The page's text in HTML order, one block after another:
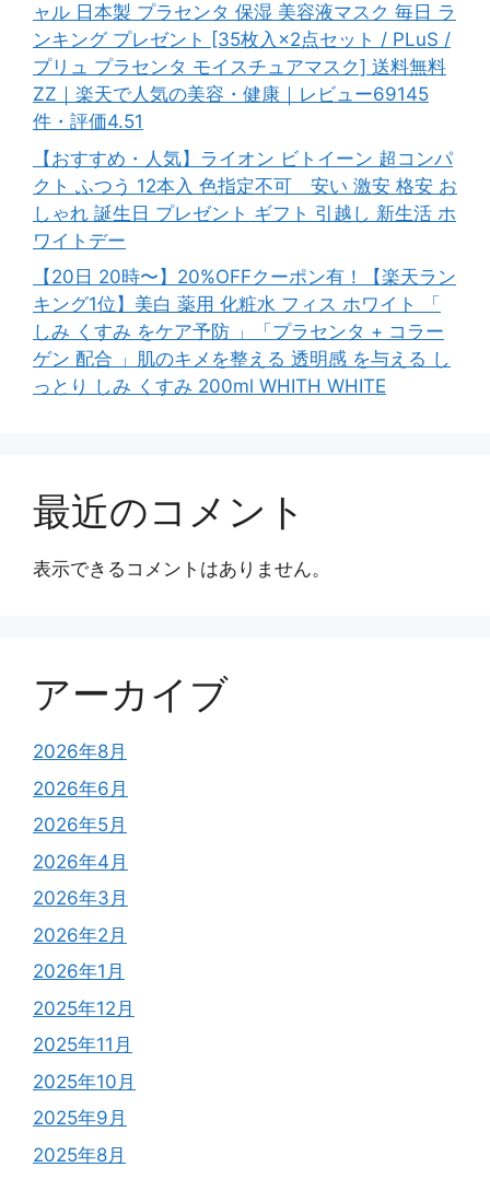
ャル 日本製 プラセンタ 保湿 美容液マスク 毎日 ラ
ンキング プレゼント [35枚入×2点セット / PLuS /
プリュ プラセンタ モイスチュアマスク] 送料無料
ZZ｜楽天で人気の美容・健康｜レビュー69145
件・評価4.51
【おすすめ・人気】ライオン ビトイーン 超コンパ
クト ふつう 12本入 色指定不可 安い 激安 格安 お
しゃれ 誕生日 プレゼント ギフト 引越し 新生活 ホ
ワイトデー
【20日 20時〜】20%OFFクーポン有！【楽天ラン
キング1位】美白 薬用 化粧水 フィス ホワイト 「
しみ くすみ をケア予防 」「プラセンタ + コラー
ゲン 配合 」肌のキメを整える 透明感 を与える し
っとり しみ くすみ 200ml WHITH WHITE
最近のコメント
表示できるコメントはありません。
アーカイブ
2026年8月
2026年6月
2026年5月
2026年4月
2026年3月
2026年2月
2026年1月
2025年12月
2025年11月
2025年10月
2025年9月
2025年8月